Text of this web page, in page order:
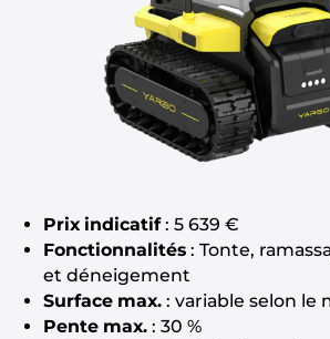
Prix indicatif: 5 639 €
Fonctionnalités: Tonte,
et déneigement
Surface max.: variable selon le
Pente max.: 30 %